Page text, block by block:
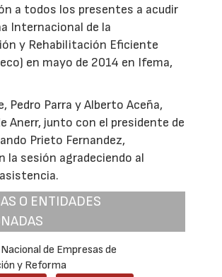
a todos los presentes a acudir
Internacional de la
y Rehabilitación Eficiente
en mayo de 2014 en Ifema,
Pedro Parra y Alberto Aceña,
Anerr, junto con el presidente de
Prieto Fernandez,
la sesión agradeciendo al
O ENTIDADES
de Empresas de
y Reforma